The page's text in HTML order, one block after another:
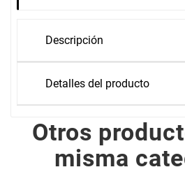
Descripción
Detalles del producto
Otros
misma